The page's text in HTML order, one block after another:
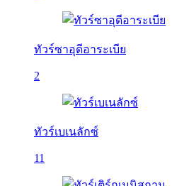
ทัวร์ซาอุดีอาระเบีย
2
ทัวร์เบเนลักซ์
11